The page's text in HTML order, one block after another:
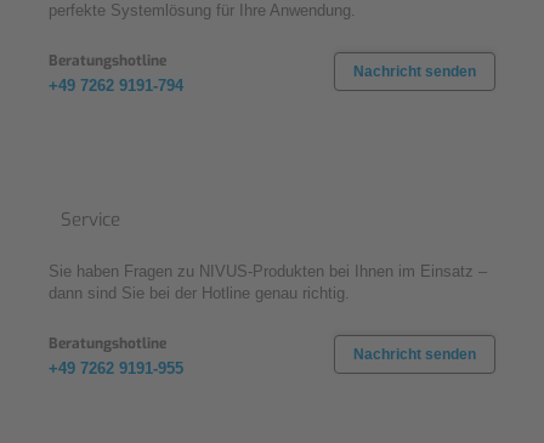
perfekte Systemlösung für Ihre Anwendung.
Beratungshotline
+49 7262 9191-794
Nachricht senden
Service
Sie haben Fragen zu NIVUS-Produkten bei Ihnen im Einsatz –
dann sind Sie bei der Hotline genau richtig.
Beratungshotline
+49 7262 9191-955
Nachricht senden